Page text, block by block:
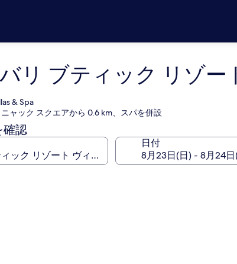
リ ブティック リゾー
& Spa
ャック スクエアから 0.6 km、スパを併設
確認
日付